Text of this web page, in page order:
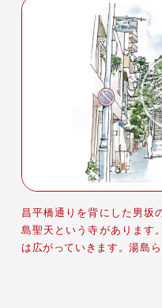
昌平橋通りを背にした男坂
島聖天という寺があります
は広がっていきます。湯島